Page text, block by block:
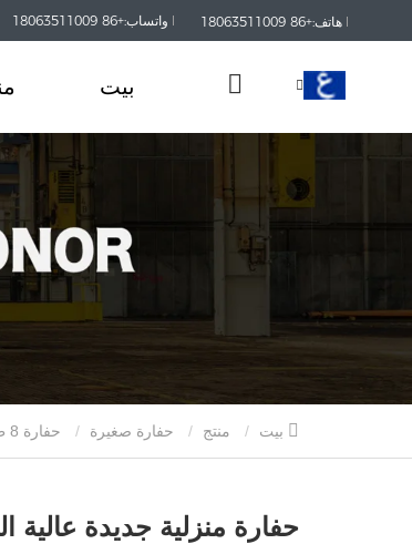
هاتف:+86 18063511009 واتساب:+86 18063511009
بيت
منتج حفارة صغيرة حفارة 8 طن
حفارة منزلية جديدة عالية